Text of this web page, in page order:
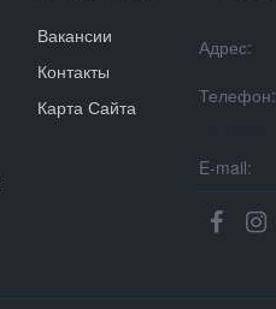
Вакансии
Контакты
Карта Сайта
Адрес:
Телефон:
E-mail: